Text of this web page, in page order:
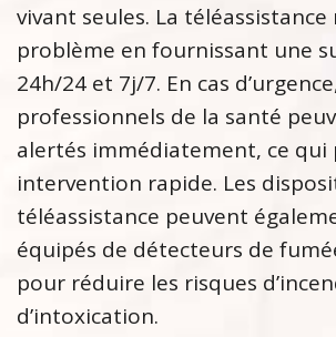
vivant seules. La téléassistance
problème en fournissant une
24h/24 et 7j/7. En cas
professionnels de la santé
alertés immédiatement, ce qui
intervention rapide. Les
téléassistance peuvent
équipés de détecteurs de
pour réduire les risques
d’intoxication.